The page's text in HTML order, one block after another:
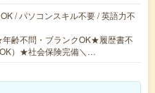
/ パソコンスキル不要 / 英語力不
齢不問・ブランクOK★履歴書不
）★社会保険完備＼…